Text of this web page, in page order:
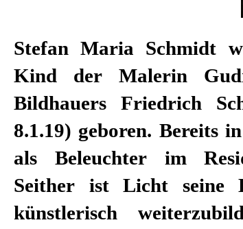
Stefan Maria Schmidt
Kind der Malerin
Bildhauers Friedrich
8.1.19) geboren. Bereits
als Beleuchter im
Seither ist Licht seine
künstlerisch
August Everding
er in die freie Wirtschaft,
Scheinwerferindustrie
2018 kehrte Stefan
zurück und leuchtet